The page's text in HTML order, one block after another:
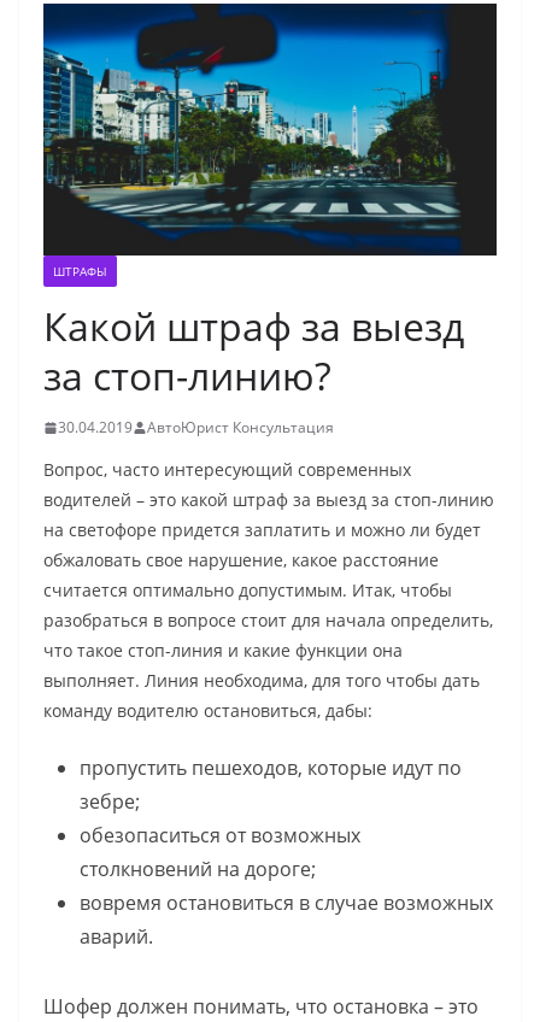
ШТРАФЫ
Какой штраф за выезд
за стоп-линию?
30.04.2019 АвтоЮрист Консультация
Вопрос, часто интересующий современных
водителей – это какой штраф за выезд за стоп-линию
на светофоре придется заплатить и можно ли будет
обжаловать свое нарушение, какое расстояние
считается оптимально допустимым. Итак, чтобы
разобраться в вопросе стоит для начала определить,
что такое стоп-линия и какие функции она
выполняет. Линия необходима, для того чтобы дать
команду водителю остановиться, дабы:
пропустить пешеходов, которые идут по
зебре;
обезопаситься от возможных
столкновений на дороге;
вовремя остановиться в случае возможных
аварий.
Шофер должен понимать, что остановка – это